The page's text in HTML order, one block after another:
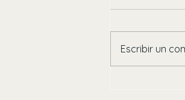
Escribir un